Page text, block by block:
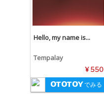
Hello, my name is...
Tempalay
¥ 550
でみる